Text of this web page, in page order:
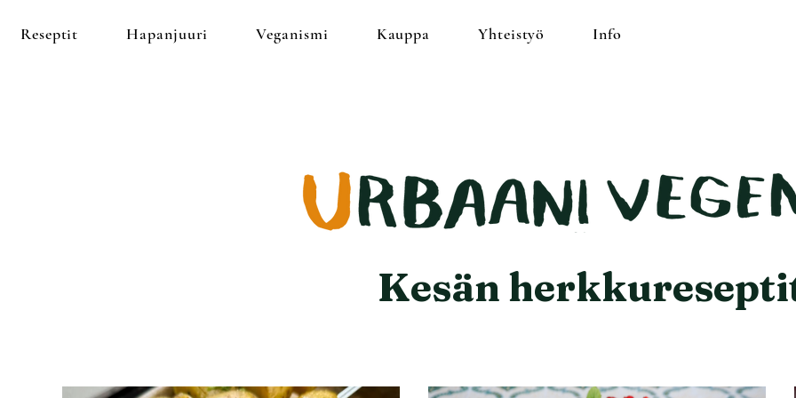
Reseptit Hapanjuuri Veganismi Kauppa Yhteistyö Info
Kesän